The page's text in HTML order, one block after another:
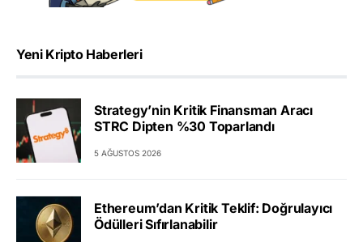
Yeni Kripto Haberleri
Strategy’nin Kritik Finansman Aracı
STRC Dipten %30 Toparlandı
5 AĞUSTOS 2026
Ethereum’dan Kritik Teklif: Doğrulayıcı
Ödülleri Sıfırlanabilir